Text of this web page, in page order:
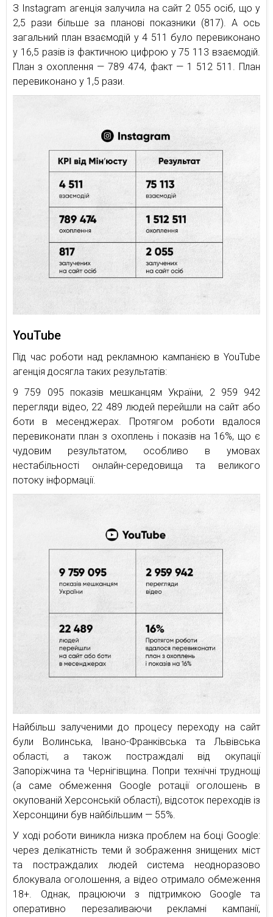
З Instagram агенція залучила на сайт 2 055 осіб, що у
2,5 рази більше за планові показники (817). А ось
загальний план взаємодій у 4 511 було перевиконано
у 16,5 разів із фактичною цифрою у 75 113 взаємодій.
План з охоплення — 789 474, факт — 1 512 511. План
перевиконано у 1,5 рази.
YouTube
Під час роботи над рекламною кампанією в YouTube
агенція досягла таких результатів:
9 759 095 показів мешканцям України, 2 959 942
перегляди відео, 22 489 людей перейшли на сайт або
боти в месенджерах. Протягом роботи вдалося
перевиконати план з охоплень і показів на 16%, що є
чудовим результатом, особливо в умовах
нестабільності онлайн-середовища та великого
потоку інформації.
Найбільш залученими до процесу переходу на сайт
були Волинська, Івано-Франківська та Львівська
області, а також постраждалі від окупації
Запоріжчина та Чернігівщина. Попри технічні труднощі
(а саме обмеження Google ротації оголошень в
окупованій Херсонській області), відсоток переходів із
Херсонщини був найбільшим — 55%.
У ході роботи виникла низка проблем на боці Google:
через делікатність теми й зображення знищених міст
та постраждалих людей система неодноразово
блокувала оголошення, а відео отримало обмеження
18+. Однак, працюючи з підтримкою Google та
оперативно перезаливаючи рекламні кампанії,